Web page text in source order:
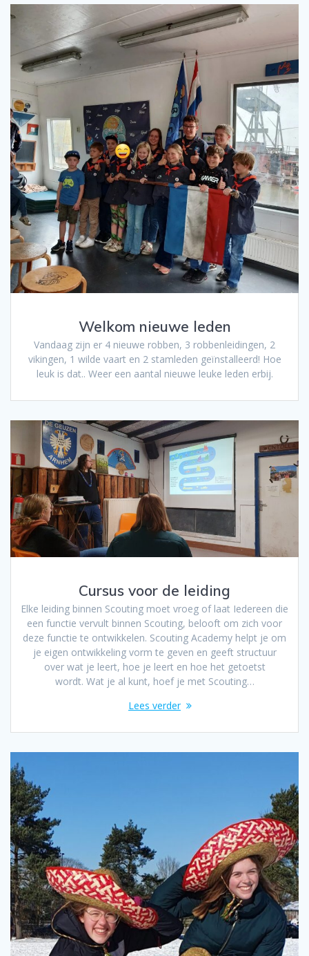
Welkom nieuwe leden
Vandaag zijn er 4 nieuwe robben, 3 robbenleidingen, 2
vikingen, 1 wilde vaart en 2 stamleden geïnstalleerd! Hoe
leuk is dat.. Weer een aantal nieuwe leuke leden erbij.
Cursus voor de leiding
Elke leiding binnen Scouting moet vroeg of laat Iedereen die
een functie vervult binnen Scouting, belooft om zich voor
deze functie te ontwikkelen. Scouting Academy helpt je om
je eigen ontwikkeling vorm te geven en geeft structuur
over wat je leert, hoe je leert en hoe het getoetst
wordt. Wat je al kunt, hoef je met Scouting…
Lees verder